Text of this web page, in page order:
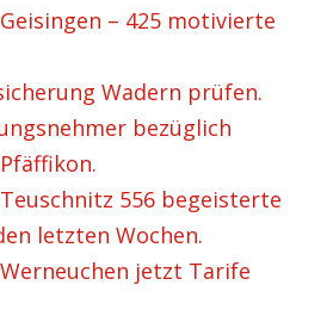
– 425 motivierte
Wadern prüfen.
bezüglich
556 begeisterte
letzten Wochen.
jetzt Tarife